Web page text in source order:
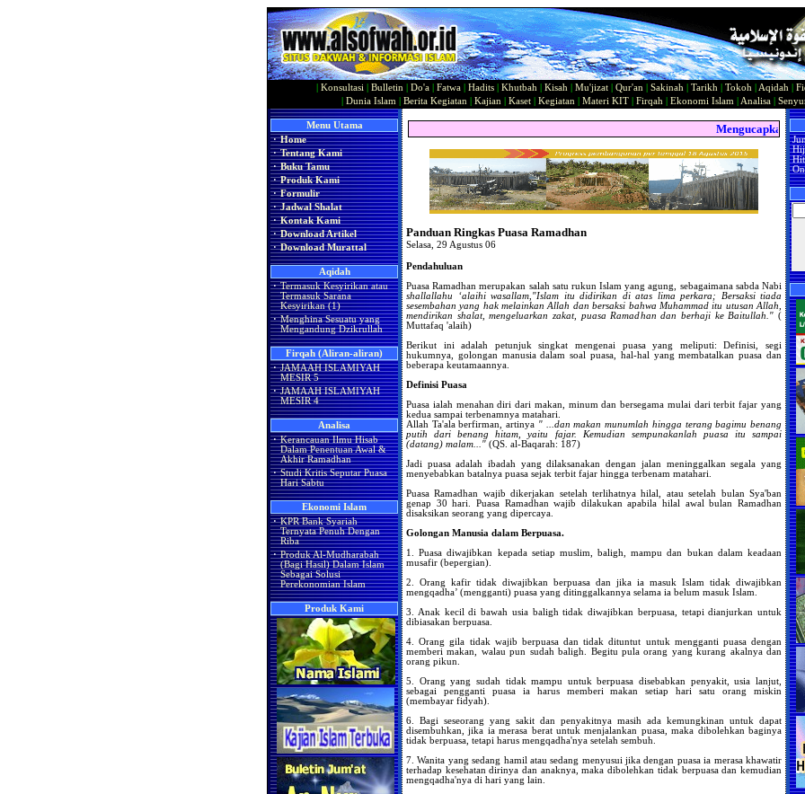
Konsultasi Bulletin Do'a Fatwa Hadits Khutbah Kisah Mu'jizat Qur'an Sakinah Tarikh Tokoh Aqidah
Dunia Islam Berita Kegiatan Kajian Kaset| Kegiatan Materi KIT| Firqah Ekonomi Islam Analisa|
Menu Utama
· Home
· Tentang Kami
· Buku Tamu
· Produk Kami
· Formulir
· Jadwal Shalat
· Kontak Kami
· Download Artikel
· Download Murattal
Aqidah
· Termasuk Kesyirikan atau
Termasuk Sarana
Kesyirikan (1)
· Menghina Sesuatu yang
Mengandung Dzikrullah
Firqah (Aliran-aliran)
· JAMAAH ISLAMIYAH
MESIR 5
· JAMAAH ISLAMIYAH
MESIR 4
Analisa
· Kerancauan Ilmu Hisab
Dalam Penentuan Awal &
Akhir Ramadhan
· Studi Kritis Seputar Puasa
Hari Sabtu
Ekonomi Islam
· KPR Bank Syariah
Ternyata Penuh Dengan
Riba
· Produk Al-Mudharabah
(Bagi Hasil) Dalam Islam
Sebagai Solusi
Perekonomian Islam
Produk Kami
Mengucapkan
Panduan Ringkas Puasa Ramadhan
Selasa, 29 Agustus 06
Pendahuluan
Puasa Ramadhan merupakan salah satu rukun Islam yang agung, sebagaimana sabda Nabi
shallallahu ‘alaihi wasallam,"Islam itu didirikan di atas lima perkara; Bersaksi tiada
sesembahan yang hak melainkan Allah dan bersaksi bahwa Muhammad itu utusan Allah,
mendirikan shalat, mengeluarkan zakat, puasa Ramadhan dan berhaji ke Baitullah." (
Muttafaq 'alaih)
Berikut ini adalah petunjuk singkat mengenai puasa yang meliputi: Definisi, segi
hukumnya, golongan manusia dalam soal puasa, hal-hal yang membatalkan puasa dan
beberapa keutamaannya.
Definisi Puasa
Puasa ialah menahan diri dari makan, minum dan bersegama mulai dari terbit fajar yang
kedua sampai terbenamnya matahari.
Allah Ta'ala berfirman, artinya " ...dan makan munumlah hingga terang bagimu benang
putih dari benang hitam, yaitu fajar. Kemudian sempunakanlah puasa itu sampai
(datang) malam..." (QS. al-Baqarah: 187)
Jadi puasa adalah ibadah yang dilaksanakan dengan jalan meninggalkan segala yang
menyebabkan batalnya puasa sejak terbit fajar hingga terbenam matahari.
Puasa Ramadhan wajib dikerjakan setelah terlihatnya hilal, atau setelah bulan Sya'ban
genap 30 hari. Puasa Ramadhan wajib dilakukan apabila hilal awal bulan Ramadhan
disaksikan seorang yang dipercaya.
Golongan Manusia dalam Berpuasa.
1. Puasa diwajibkan kepada setiap muslim, baligh, mampu dan bukan dalam keadaan
musafir (bepergian).
2. Orang kafir tidak diwajibkan berpuasa dan jika ia masuk Islam tidak diwajibkan
mengqadha’ (mengganti) puasa yang ditinggalkannya selama ia belum masuk Islam.
3. Anak kecil di bawah usia baligh tidak diwajibkan berpuasa, tetapi dianjurkan untuk
dibiasakan berpuasa.
4. Orang gila tidak wajib berpuasa dan tidak dituntut untuk mengganti puasa dengan
memberi makan, walau pun sudah baligh. Begitu pula orang yang kurang akalnya dan
orang pikun.
5. Orang yang sudah tidak mampu untuk berpuasa disebabkan penyakit, usia lanjut,
sebagai pengganti puasa ia harus memberi makan setiap hari satu orang miskin
(membayar fidyah).
6. Bagi seseorang yang sakit dan penyakitnya masih ada kemungkinan untuk dapat
disembuhkan, jika ia merasa berat untuk menjalankan puasa, maka dibolehkan baginya
tidak berpuasa, tetapi harus mengqadha'nya setelah sembuh.
7. Wanita yang sedang hamil atau sedang menyusui jika dengan puasa ia merasa khawatir
terhadap kesehatan dirinya dan anaknya, maka dibolehkan tidak berpuasa dan kemudian
mengqadha'nya di hari yang lain.